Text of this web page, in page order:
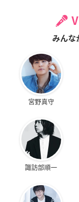
みんな
宮野真守
諏訪部順一